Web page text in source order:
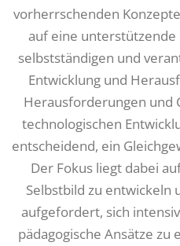
vorherrschenden
auf eine unterstützende
selbstständigen und
Entwicklung und
Herausforderungen und
technologischen
entscheidend, ein
Der Fokus liegt dabei
Selbstbild zu entwickeln
aufgefordert, sich
pädagogische Ansätze